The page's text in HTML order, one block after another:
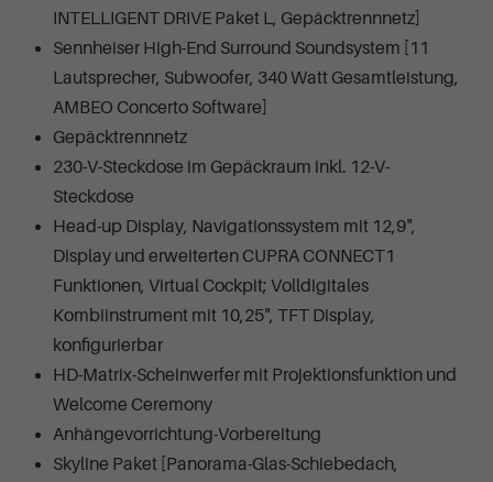
INTELLIGENT DRIVE Paket L, Gepäcktrennnetz]
Sennheiser High-End Surround Soundsystem [11
Lautsprecher, Subwoofer, 340 Watt Gesamtleistung,
AMBEO Concerto Software]
Gepäcktrennnetz
230-V-Steckdose im Gepäckraum inkl. 12-V-
Steckdose
Head-up Display, Navigationssystem mit 12,9",
Display und erweiterten CUPRA CONNECT1
Funktionen, Virtual Cockpit; Volldigitales
Kombiinstrument mit 10,25", TFT Display,
konfigurierbar
HD-Matrix-Scheinwerfer mit Projektionsfunktion und
Welcome Ceremony
Anhängevorrichtung-Vorbereitung
Skyline Paket [Panorama-Glas-Schiebedach,